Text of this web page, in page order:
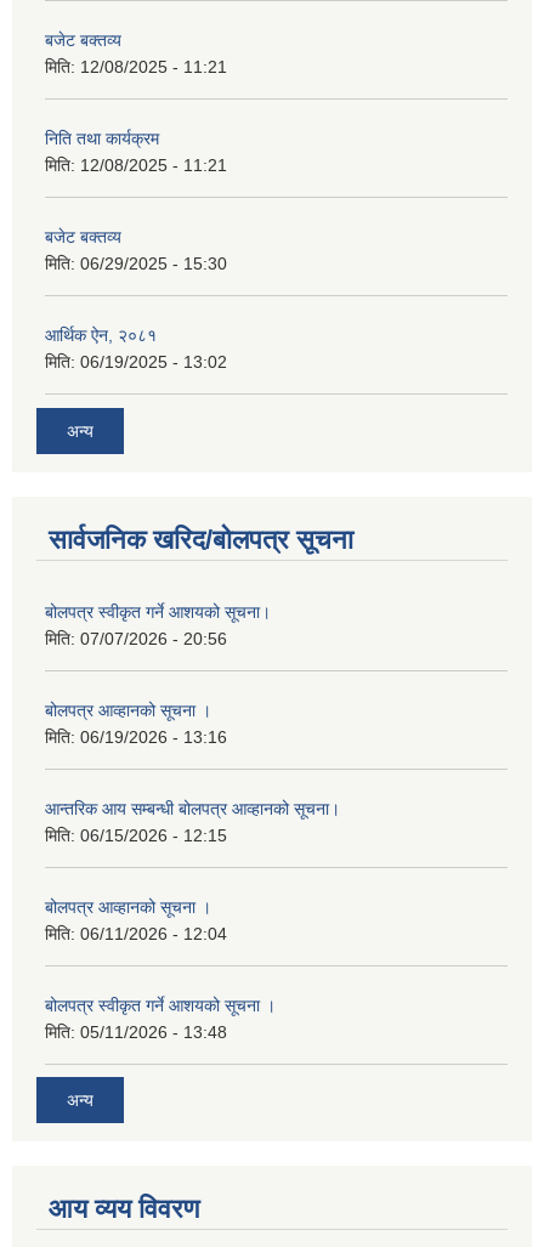
बजेट बक्तव्य
मिति: 12/08/2025 - 11:21
निति तथा कार्यक्रम
मिति: 12/08/2025 - 11:21
बजेट बक्तव्य
मिति: 06/29/2025 - 15:30
आर्थिक ऐन, २०८१
मिति: 06/19/2025 - 13:02
अन्य
सार्वजनिक खरिद/बोलपत्र सूचना
बोलपत्र स्वीकृत गर्ने आशयको सूचना।
मिति: 07/07/2026 - 20:56
बोलपत्र आव्हानको सूचना ।
मिति: 06/19/2026 - 13:16
आन्तरिक आय सम्बन्धी बोलपत्र आव्हानको सूचना।
मिति: 06/15/2026 - 12:15
बोलपत्र आव्हानको सूचना ।
मिति: 06/11/2026 - 12:04
बोलपत्र स्वीकृत गर्ने आशयको सूचना ।
मिति: 05/11/2026 - 13:48
अन्य
आय व्यय विवरण